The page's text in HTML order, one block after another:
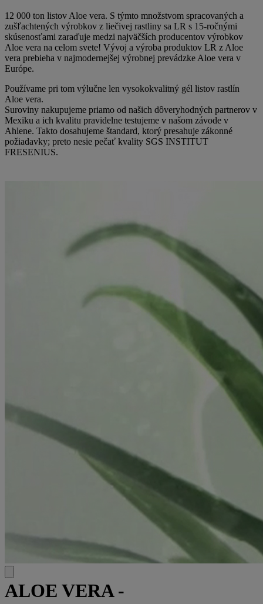
12 000 ton listov Aloe vera. S týmto množstvom spracovaných a
zušľachtených výrobkov z liečivej rastliny sa LR s 15-ročnými
skúsenosťami zaraďuje medzi najväčších producentov výrobkov
Aloe vera na celom svete! Vývoj a výroba produktov LR z Aloe
vera prebieha v najmodernejšej výrobnej prevádzke Aloe vera v
Európe.
Používame pri tom výlučne len vysokokvalitný gél listov rastlín
Aloe vera.
Suroviny nakupujeme priamo od našich dôveryhodných partnerov v
Mexiku a ich kvalitu pravidelne testujeme v našom závode v
Ahlene. Takto dosahujeme štandard, ktorý presahuje zákonné
požiadavky; preto nesie pečať kvality SGS INSTITUT
FRESENIUS.
ALOE VERA -